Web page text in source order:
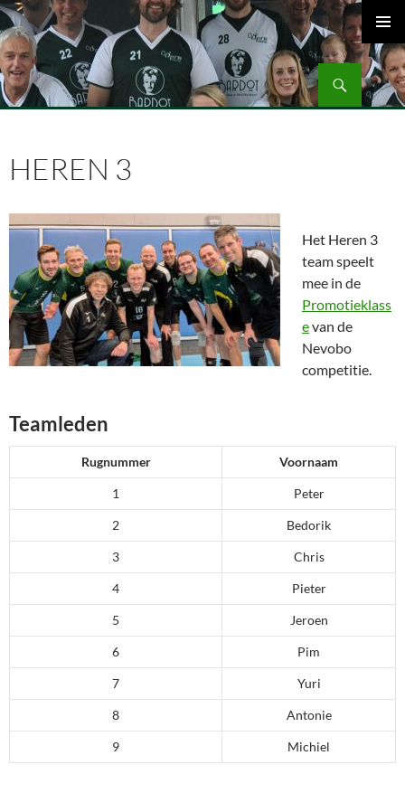
Ga
naar
de
inhoud
Volleybalvereniging Vips Bardot
Zoeken
MENU
HEREN 3
Het Heren 3
team speelt
mee in de
Promotieklass
evan de
Nevobo
competitie.
Teamleden
Rugnummer Voornaam
1 Peter
2 Bedorik
3 Chris
4 Pieter
5 Jeroen
6 Pim
7 Yuri
8 Antonie
9 Michiel